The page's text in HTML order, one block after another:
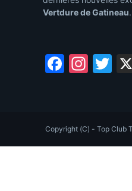
Vertdure de Gatineau.
Copyright (C) - Top Club